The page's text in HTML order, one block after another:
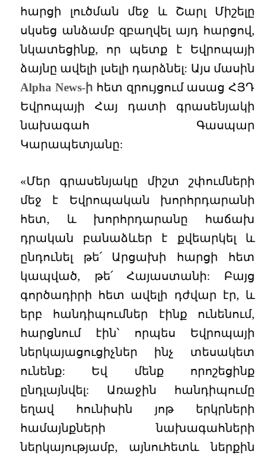
հարցի լուծման մեջ և Շարլ Միշելը
սկսեց անձամբ զբաղվել այդ հարցով,
նկատեցինք, որ պետք է Եվրոպայի
ձայնը ավելի լսելի դարձնել: Այս մասին
Alpha News-ի հետ զրույցում ասաց ՀՅԴ
Եվրոպայի Հայ դատի գրասենյակի
նախագահ Գասպար
Կարապետյանը:
«Մեր գրասենյակը միշտ շփումների
մեջ է Եվրոպական խորհրդարանի
հետ, և խորհրդարանը հաճախ
դրական բանաձևեր է քվեարկել և
ընդունել թե՛ Արցախի հարցի հետ
կապված, թե՛ Հայաստանի: Բայց
գործադիրի հետ ավելի դժվար էր, և
երբ հանդիպումներ էինք ունենում,
հարցնում էին՝ որպես Եվրոպայի
ներկայացուցիչներ ինչ տեսակետ
ունենք: Եվ մենք որոշեցինք
ընդլայնվել: Առաջին հանդիպումը
եղավ հունիսին յոթ երկրների
համայնքների նախագահների
ներկայությամբ, այնուհետև ներքին